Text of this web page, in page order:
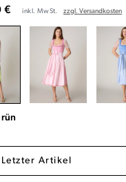
€ inkl. MwSt. zzgl. Versandkosten
Letzter Artikel